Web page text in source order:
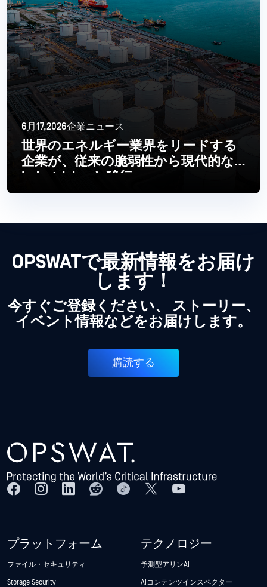
6月17,2026企業ニュース
世界のエネルギー業界をリードする
企業が、従来の脆弱性から現代的な
Industrial へと移行
続きを読む
OPSWATで最新情報をお届け
します！
今すぐご登録ください、 ストーリー、
イベント情報などをお届けします。
購読する
プラットフォーム
ファイル・セキュリティ
Storage Security
テクノロジー
予測型アリンAI
AIコンテンツインスペクター